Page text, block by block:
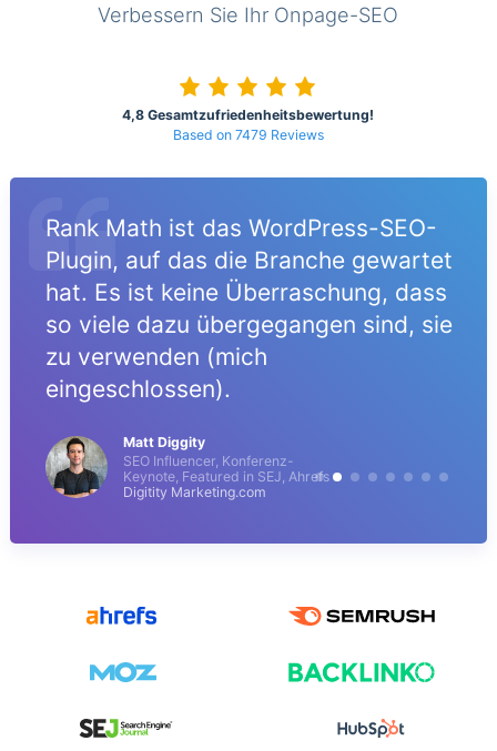
Verbessern Sie Ihr Onpage-SEO
4,8 Gesamtzufriedenheitsbewertung!
Based on 7479 Reviews
Rank Math ist das WordPress-SEO-
Plugin, auf das die Branche gewartet
hat. Es ist keine Überraschung, dass
so viele dazu übergegangen sind, sie
zu verwenden (mich
eingeschlossen).
Matt Diggity
SEO Influencer, Konferenz-
Keynote, Featured in SEJ, Ahrefs
Digitity Marketing.com